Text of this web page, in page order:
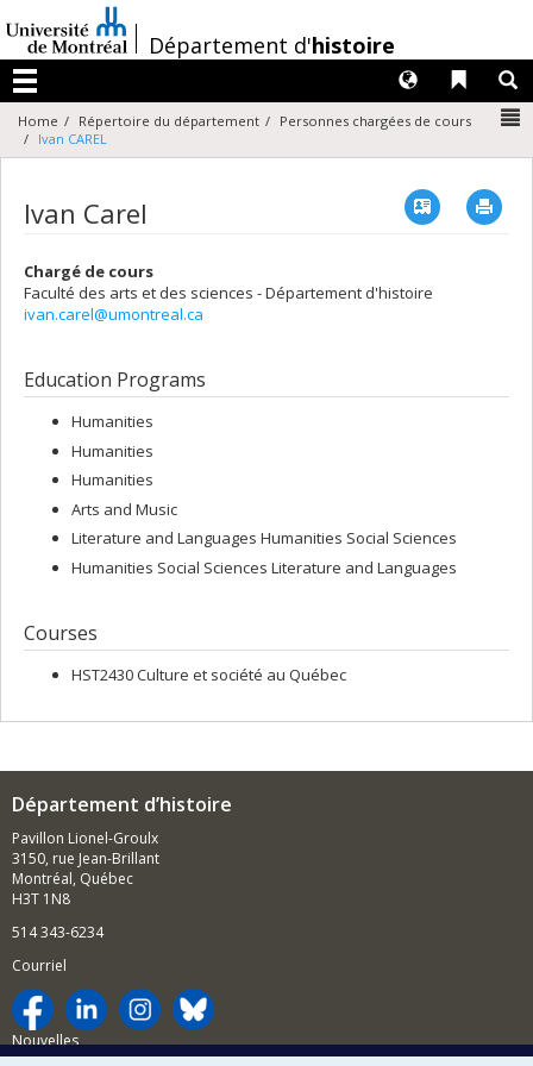
au
contenu
/Département d'histoire
Menu
Liens
Langues
Home Répertoire du département
Personnes chargées de cours
Ivan CAREL
Ivan Carel Vcard
Chargé de cours
Faculté des arts et des sciences - Département d'histoire
ivan.carel@umontreal.ca
Education Programs
Humanities
Humanities
Humanities
Arts and Music
Literature and Languages Humanities Social Sciences
Humanities Social Sciences Literature and Languages
Courses
HST2430 Culture et société au Québec
Département d’histoire
Pavillon Lionel-Groulx
3150, rue Jean-Brillant
Montréal, Québec
H3T 1N8
514 343-6234
Courriel
Nouvelles